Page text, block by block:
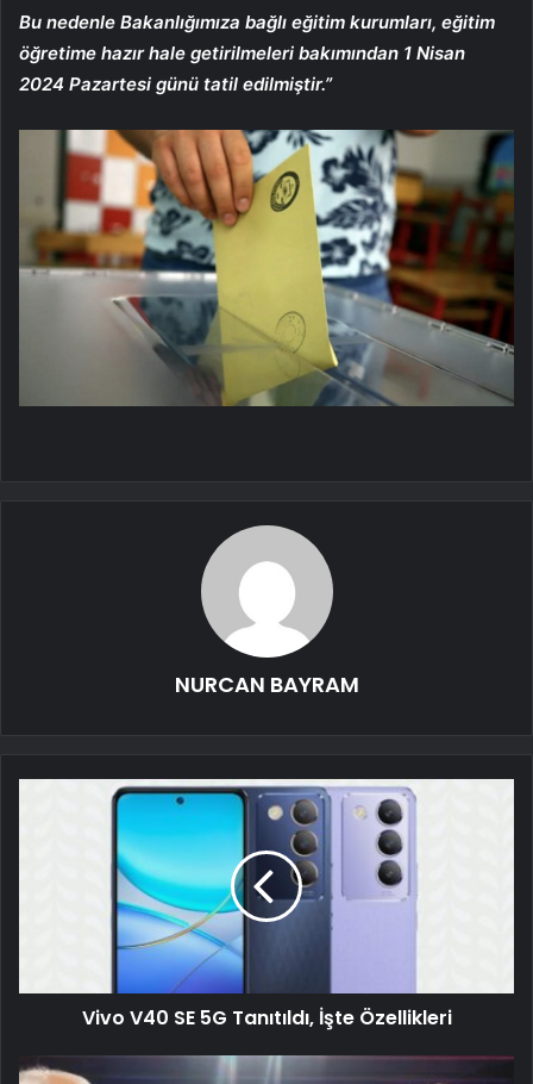
Bu nedenle Bakanlığımıza bağlı eğitim kurumları, eğitim
öğretime hazır hale getirilmeleri bakımından 1 Nisan
2024 Pazartesi günü tatil edilmiştir.”
NURCAN BAYRAM
Vivo V40 SE 5G Tanıtıldı, İşte Özellikleri